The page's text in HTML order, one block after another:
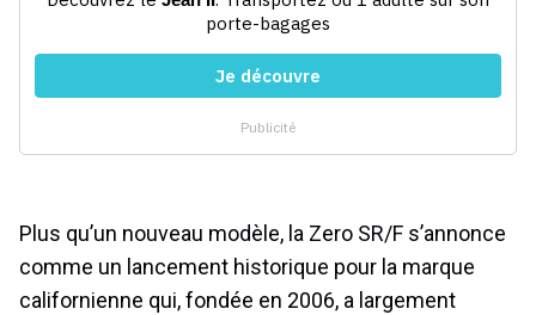
Plus qu’un nouveau modèle, la Zero SR/F s’annonce
comme un lancement historique pour la marque
californienne qui, fondée en 2006, a largement